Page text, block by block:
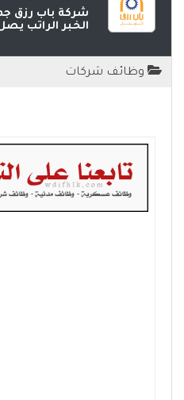
شركة باب رزق
الخبر الراتب يصل 4000
وظائف شركات